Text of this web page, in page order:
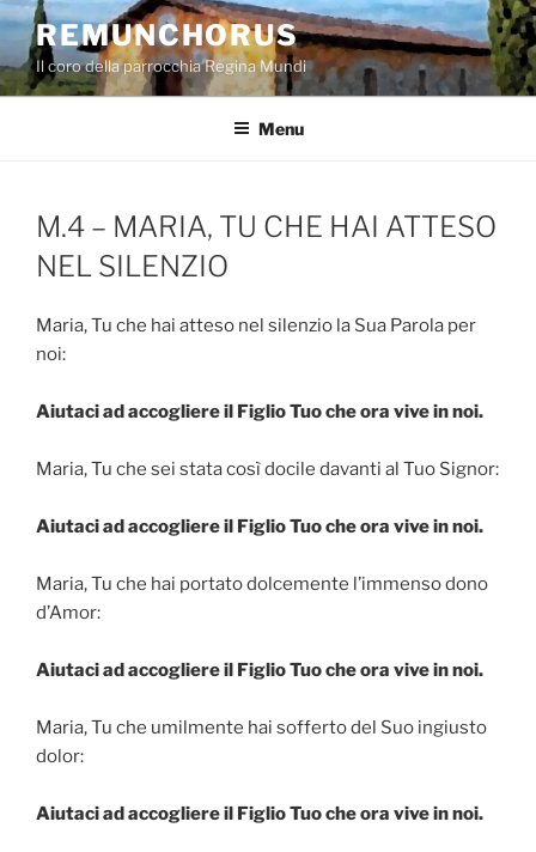
Salta
contenuto
REMUNCHORUS
Il coro della parrocchia Regina Mundi
Menu
M.4 – MARIA, TU CHE HAI ATTESO
NEL SILENZIO
Maria, Tu che hai atteso nel silenzio la Sua Parola per
noi:
Aiutaci ad accogliere il Figlio Tuo che ora vive in noi.
Maria, Tu che sei stata così docile davanti al Tuo Signor:
Aiutaci ad accogliere il Figlio Tuo che ora vive in noi.
Maria, Tu che hai portato dolcemente l’immenso dono
d’Amor:
Aiutaci ad accogliere il Figlio Tuo che ora vive in noi.
Maria, Tu che umilmente hai sofferto del Suo ingiusto
dolor:
Aiutaci ad accogliere il Figlio Tuo che ora vive in noi.